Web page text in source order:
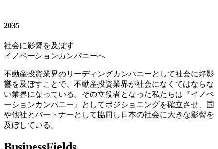
2035
社会に影響を及ぼす
イノベーションカンパニーへ
不動産投資業界のリーディングカンパニーとして社会に好影
響を及ぼすことで、不動産投資業界が社会になくてはならな
い業界になっている。その立役者となった私たちは『イノベ
ーションカンパニー』としてポジショニングを確立させ、国
や他社とパートナーとして協同し日本の社会に大きな影響を
及ぼしている。
BusinessFields